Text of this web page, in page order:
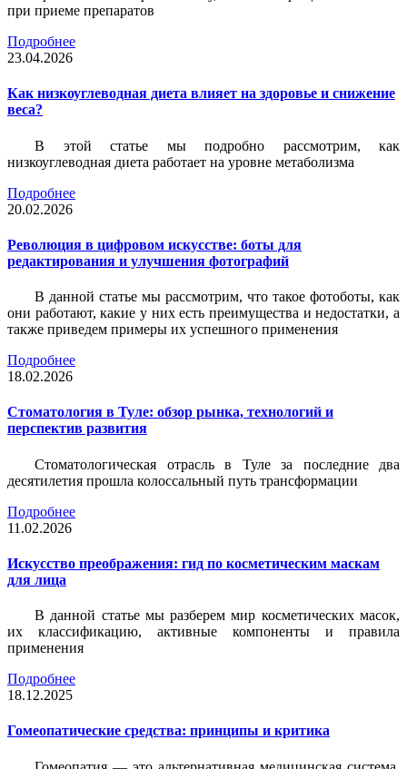
при приеме препаратов
Подробнее
23.04.2026
Как низкоуглеводная диета влияет на здоровье и снижение
веса?
В этой статье мы подробно рассмотрим, как
низкоуглеводная диета работает на уровне метаболизма
Подробнее
20.02.2026
Революция в цифровом искусстве: боты для
редактирования и улучшения фотографий
В данной статье мы рассмотрим, что такое фотоботы, как
они работают, какие у них есть преимущества и недостатки, а
также приведем примеры их успешного применения
Подробнее
18.02.2026
Стоматология в Туле: обзор рынка, технологий и
перспектив развития
Стоматологическая отрасль в Туле за последние два
десятилетия прошла колоссальный путь трансформации
Подробнее
11.02.2026
Искусство преображения: гид по косметическим маскам
для лица
В данной статье мы разберем мир косметических масок,
их классификацию, активные компоненты и правила
применения
Подробнее
18.12.2025
Гомеопатические средства: принципы и критика